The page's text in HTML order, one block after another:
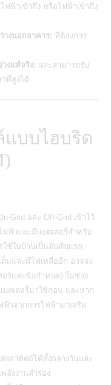
ฟ้าเข้าถึง หรือไฟฟ้าเข้าถึง
างนอกอาคาร: ที่ต้องการ
งแท้จริง: และสามารถรับ
ที่สูงได้
แบบไฮบริด
Grid และ Off-Grid เข้าไว้
ฟ้าและมีแบตเตอรี่สำหรับ
ใช้ในบ้านเป็นอันดับแรก
ต็มและมีไฟเหลืออีก อาจจะ
อร์และข้อกำหนด) ในช่วง
ตเตอรี่มาใช้ก่อน และหาก
าจากการไฟฟ้ามาเสริม
งอาทิตย์ได้ทั้งกลางวันและ
ลังงานสำรอง